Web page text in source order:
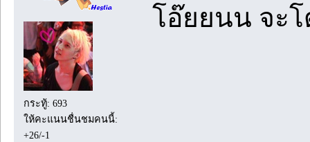
กระทู้: 693
ให้คะแนนชื่นชมคนนี้:
+26/-1
โอ๊ยยนน จะ